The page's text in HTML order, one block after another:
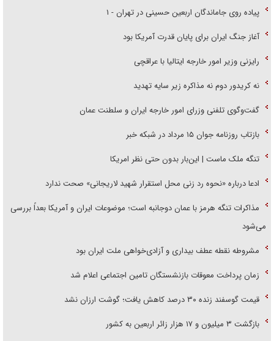
پیاده روی جاماندگان اربعین حسینی در تهران - ۱
آغاز جنگ ایران برای پایان قدرت آمریکا بود
رایزنی وزیر امور خارجه ایتالیا با عراقچی
نه کریدور دوم نه مذاکره زیر سایه تهدید
گفت‌وگوی تلفنی وزرای امور خارجه ایران و سلطنت عمان
بازتاب روزنامه جوان ۱۵ مرداد در شبکه خبر
تنگه ملک ماست | این‌بار بدون حتی نظر امریکا
ادعا درباره «نحوه رد زنی محل استقرار شهید لاریجانی» صحت ندارد
مذاکرات تنگه هرمز با عمان دوجانبه است؛ موضوعات ایران و آمریکا بعداً بررسی
می‌شود
مشروطه نقطه عطف بیداری و آزادی‌خواهی ملت ایران بود
زمان پرداخت معوقات بازنشستگان تامین اجتماعی اعلام شد
قیمت گوسفند زنده ۳۰ درصد کاهش یافت؛ گوشت ارزان نشد
بازگشت ۳ میلیون و ۱۷ هزار زائر اربعین به کشور